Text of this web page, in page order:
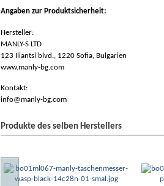
Angaben zur Produktsicherheit:
Hersteller:
MANLY-S LTD
123 Iliantsi blvd., 1220 Sofia, Bulgarien
www.manly-bg.com
Kontakt:
info@manly-bg.com
Produkte des selben Herstellers